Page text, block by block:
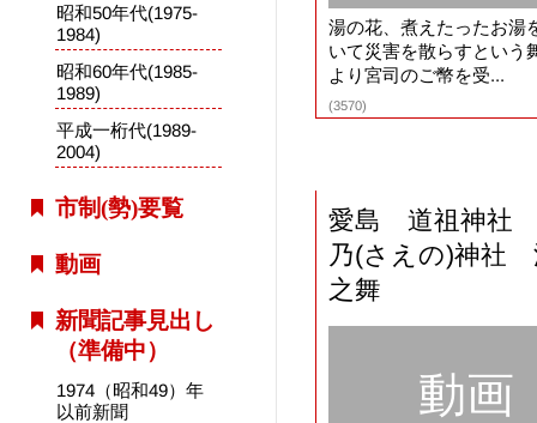
昭和50年代(1975-
1984)
昭和60年代(1985-
1989)
平成一桁代(1989-
2004)
市制(勢)要覧
動画
新聞記事見出し
（準備中）
1974（昭和49）年
以前新聞
湯の花、煮えたったお湯
いて災害を散らすという
より宮司のご幣を受...
(3570)
愛島 道祖神社
乃(さえの)神社
之舞
動画